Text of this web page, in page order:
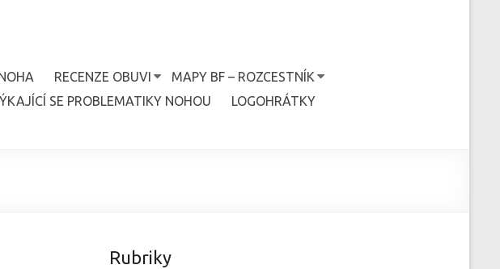
RECENZE OBUVI
MAPY BF – ROZCESTNÍK
SE PROBLEMATIKY NOHOU
LOGOHRÁTKY
Rubriky